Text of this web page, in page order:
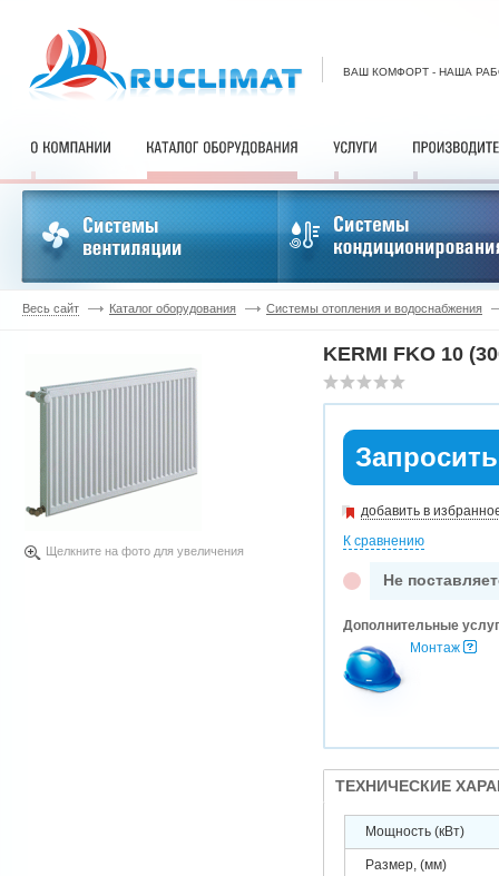
ВАШ КОМФОРТ - НАША
Весь сайт Каталог оборудования Системы отопления и водоснабжения
Щелкните на фото для увеличения
KERMI FKO 10
добавить в
К сравнению
Не
Дополнительные
Монтаж
ТЕХНИЧЕСКИЕ
Мощность (кВт)
Размер, (мм)